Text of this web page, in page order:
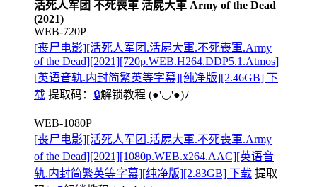
活死人军团 不死喪軍 活屍大軍 Army of the Dead
(2021)
WEB-720P
[丧尸电影][活死人军团.活屍大軍.不死喪軍.Army
of the Dead][2021][720p.WEB.H264.DDP5.1.Atmos]
[英语音轨.内封简繁英等字幕][纯净版][2.46GB] 下
载 提取码： 🔒解锁教程 (●'◡'●)ﾉ
WEB-1080P
[丧尸电影][活死人军团.活屍大軍.不死喪軍.Army
of the Dead][2021][1080p.WEB.x264.AAC][英语音
轨.内封简繁英等字幕][纯净版][2.83GB] 下载 提取